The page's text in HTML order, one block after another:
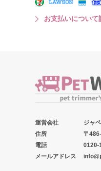
お支払いについて
運営会社
ジャ
住所
〒
電話
0120-
メールアドレス